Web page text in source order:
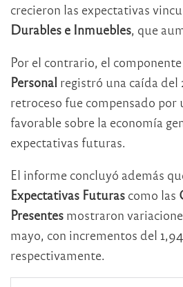
crecieron las expectativas
Durables e Inmuebles, que
Por el contrario, el
Personal registró una caída del
retroceso fue compensado por
favorable sobre la economía
expectativas futuras.
El informe concluyó además
Expectativas Futuras como las
Presentes mostraron
mayo, con incrementos del
respectivamente.